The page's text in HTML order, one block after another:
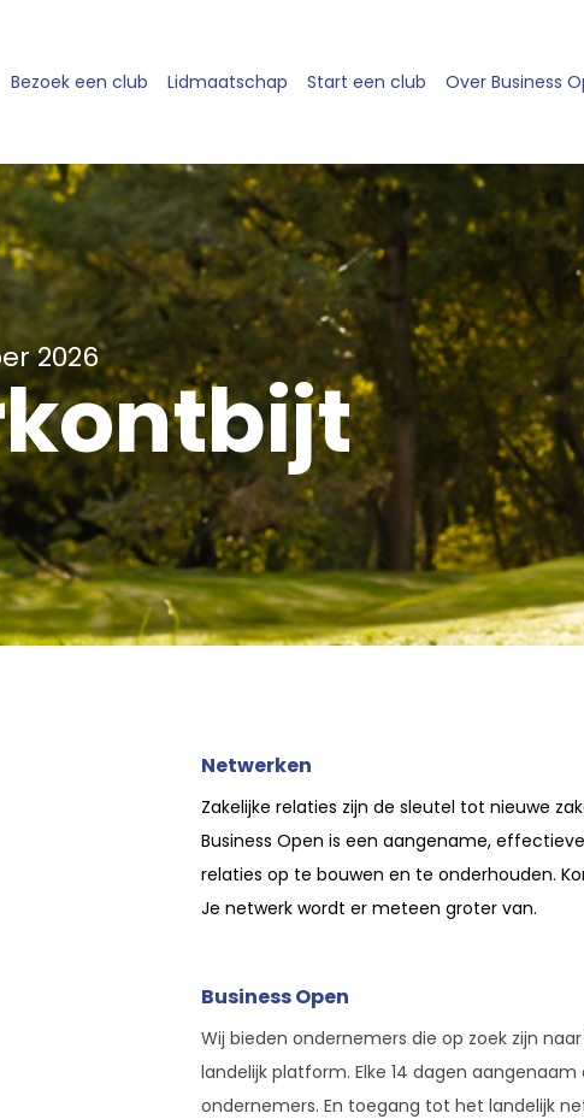
Bezoek een club Lidmaatschap Start een club Over Business
2026
Netwerken
Zakelijke relaties zijn de sleutel tot nieuwe
Business Open is een aangename,
relaties op te bouwen en te onderhouden.
Je netwerk wordt er meteen groter van.
Business Open
Wij bieden ondernemers die op zoek zijn
landelijk platform. Elke 14 dagen
ondernemers. En toegang tot het landelijk